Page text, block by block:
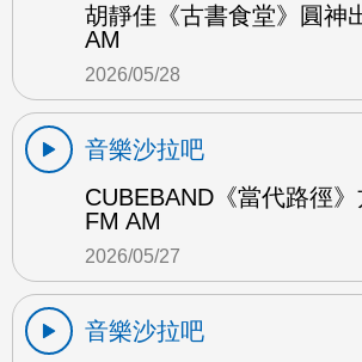
胡靜佳《古書食堂》圓神
AM
2026/05/28
音樂沙拉吧
CUBEBAND《當代路徑
FM AM
2026/05/27
音樂沙拉吧